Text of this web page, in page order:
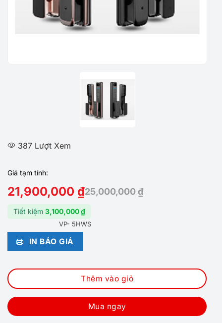
387 Lượt Xem
Giá tạm tính:
21,900,000 ₫25,000,000₫
Tiết kiệm 3,100,000₫
VP- 5HWS
IN BÁO GIÁ
Thêm vào giỏ
Mua ngay